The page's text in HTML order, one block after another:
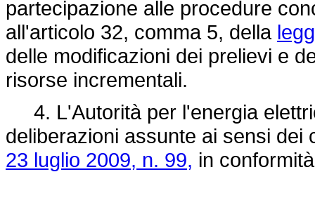
partecipazione alle procedure
all'articolo 32, comma 5, della
delle modificazioni dei prelievi e
risorse incrementali.
4. L'Autorità per l'energia
deliberazioni assunte ai sensi
23 luglio 2009, n. 99, in